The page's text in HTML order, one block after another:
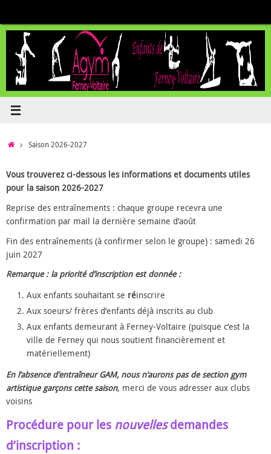
contenu
AccueilSaison 2026-2027
Vous trouverez ci-dessous les informations et documents utiles
pour la saison 2026-2027
Reprise des entraînements : chaque groupe recevra une
confirmation par mail la dernière semaine d’août
Fin des entraînements (à confirmer selon le groupe) : samedi 26
juin 2027
Remarque : la priorité d’inscription est donnée :
Aux enfants souhaitant se réinscrire
Aux soeurs/ frères d’enfants déjà inscrits au club
Aux enfants demeurant à Ferney-Voltaire (puisque c’est la
ville de Ferney qui nous soutient financièrement et
matériellement)
En l’absence d’entraîneur GAM, nous n’aurons pas de section gym
artistique garçons cette saison, merci de vous adresser aux clubs
voisins
Procédure pour les nouvellesdemandes
d’inscription :